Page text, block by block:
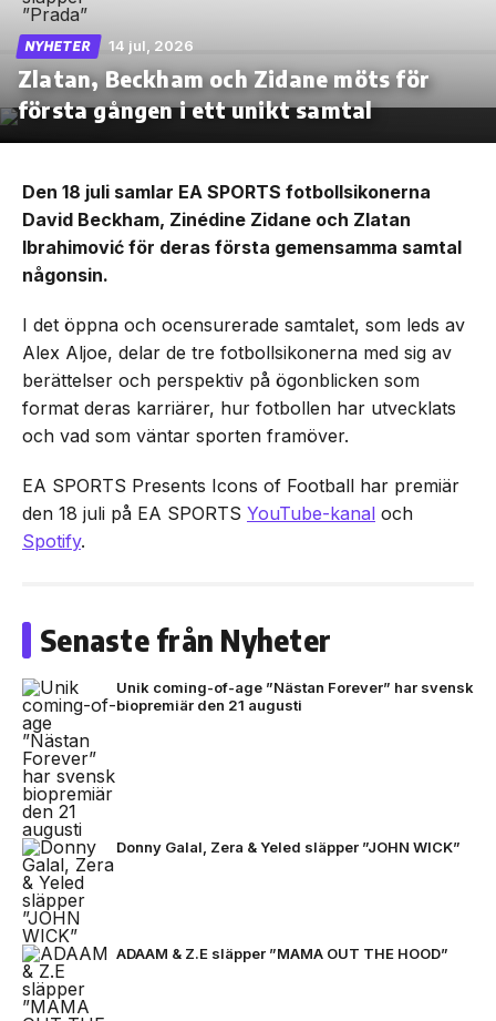
NYHETER 14 jul, 2026
Zlatan, Beckham och Zidane möts för
första gången i ett unikt samtal
Den 18 juli samlar EA SPORTS fotbollsikonerna
David Beckham, Zinédine Zidane och Zlatan
Ibrahimović för deras första gemensamma samtal
någonsin.
I det öppna och ocensurerade samtalet, som leds av
Alex Aljoe, delar de tre fotbollsikonerna med sig av
berättelser och perspektiv på ögonblicken som
format deras karriärer, hur fotbollen har utvecklats
och vad som väntar sporten framöver.
EA SPORTS Presents Icons of Football har premiär
den 18 juli på EA SPORTS YouTube-kanal och
Spotify.
Senaste från Nyheter
Unik coming-of-age ”Nästan Forever” har svensk
biopremiär den 21 augusti
Donny Galal, Zera & Yeled släpper ”JOHN WICK”
ADAAM & Z.E släpper ”MAMA OUT THE HOOD”